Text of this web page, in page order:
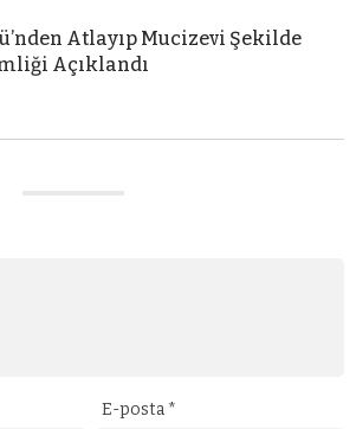
Atlayıp Mucizevi Şekilde
Açıklandı
E-posta *